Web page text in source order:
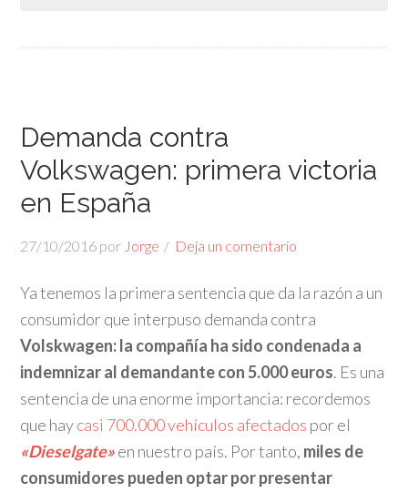
Demanda contra
Volkswagen: primera victoria
en España
27/10/2016 por Jorge Deja un comentario
Ya tenemos la primera sentencia que da la razón a un
consumidor que interpuso demanda contra
Volskwagen: la compañía ha sido condenada a
indemnizar al demandante con 5.000 euros. Es una
sentencia de una enorme importancia: recordemos
que haycasi 700.000 vehículos afectados por el
«Dieselgate»en nuestro país. Por tanto, miles de
consumidores pueden optar por presentar